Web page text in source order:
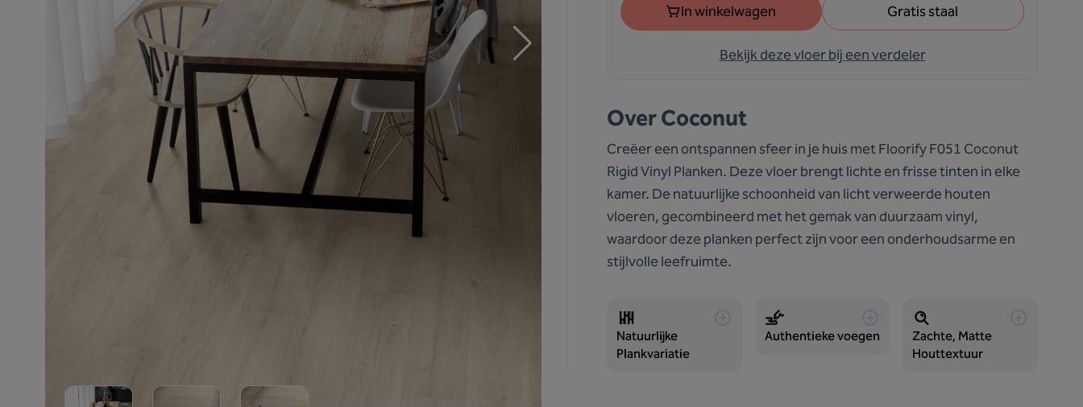
In winkelwagen Gratis staal
Bekijk deze vloer bij een verdeler
OverCoconut
Creëer een ontspannen sfeer in je huis met Floorify F051 Coconut
Rigid Vinyl Planken. Deze vloer brengt lichte en frisse tinten in elke
kamer. De natuurlijke schoonheid van licht verweerde houten
vloeren, gecombineerd met het gemak van duurzaam vinyl,
waardoor deze planken perfect zijn voor een onderhoudsarme en
stijlvolle leefruimte.
Natuurlijke
Plankvariatie
Authentieke voegen
Zachte, Matte
Houttextuur